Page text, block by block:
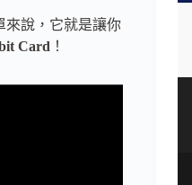
來說，它就是讓你
Card ！